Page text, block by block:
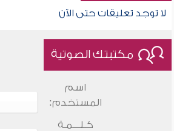
لا توجد تعليقات حتى الآن
مكتبتك الصوتية
اسم
المستخدم:
كـلـــمـة